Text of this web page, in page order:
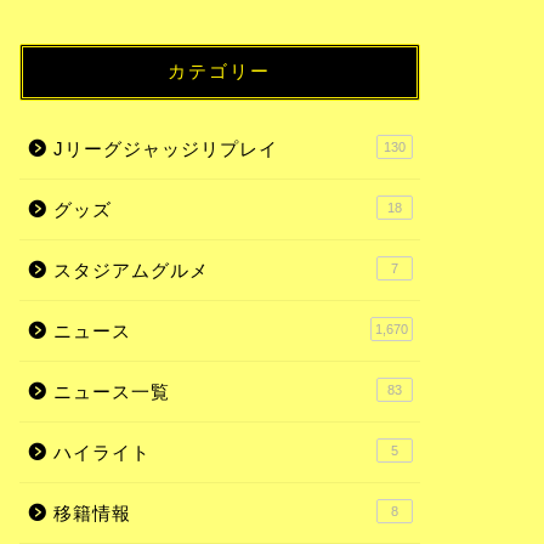
カテゴリー
Jリーグジャッジリプレイ 130
グッズ 18
スタジアムグルメ 7
ニュース 1,670
ニュース一覧 83
ハイライト 5
移籍情報 8